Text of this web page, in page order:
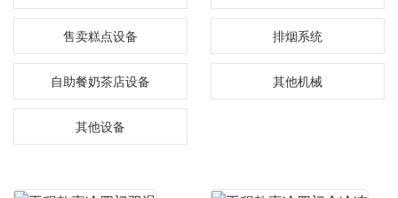
售卖糕点设备 排烟系统
自助餐奶茶店设备 其他机械
其他设备